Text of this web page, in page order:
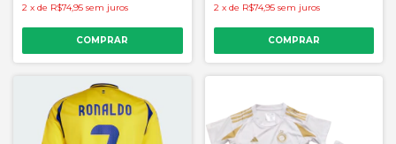
2 x de R$74,95 sem juros
COMPRAR
2 x de R$74,95 sem juros
COMPRAR